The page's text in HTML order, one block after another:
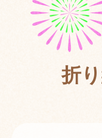
折